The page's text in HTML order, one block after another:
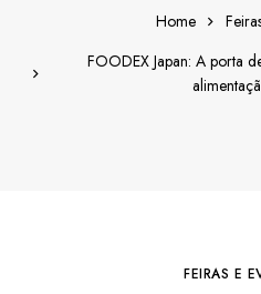
Home
FOODEX Japan: A porta
FEIRAS E